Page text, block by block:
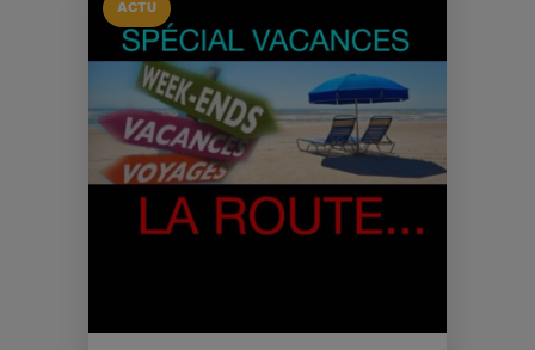
ACTU